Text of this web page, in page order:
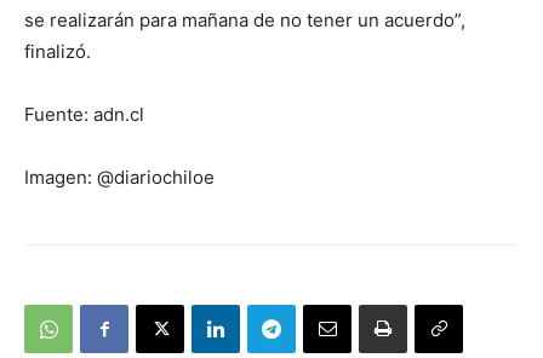
se realizarán para mañana de no tener un acuerdo”,
finalizó.
Fuente: adn.cl
Imagen: @diariochiloe